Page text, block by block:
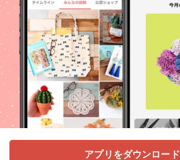
アプリをダウンロード